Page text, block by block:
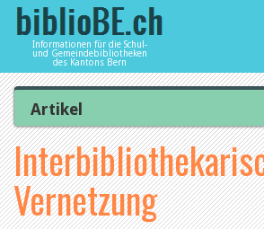
Informationen für die Schul-
und Gemeindebibliotheken
des Kantons Bern
Home
News und Fachbeiträge
Bibliotheken
Artikel
Zur Artikelübersicht
Lesenswert
Gut bewertet
Kategorien
Aus dem Amt für Kultur
Vernetzung